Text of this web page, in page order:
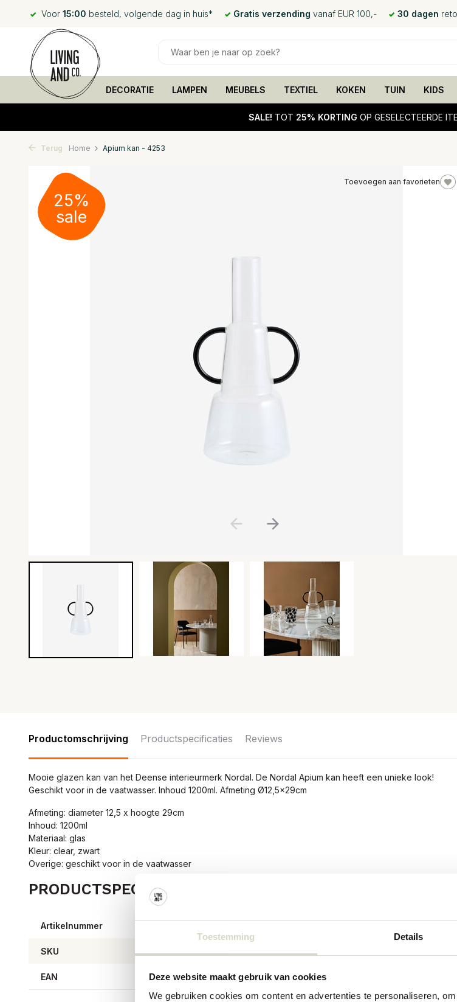
Toestemming Details
Deze website maakt gebruik van cookies
We gebruiken cookies om content en advertenties te personaliseren,
Voor 15:00 besteld, volgende dag in huis* Gratis verzending vanaf EUR 100,- 30 dagen
DECORATIE LAMPEN MEUBELS TEXTIEL KOKEN TUIN KIDS
SALE! TOT 25% KORTING OP GESELECTEERDE
Terug Home Apium kan - 4253
Toevoegen aan favorieten
25%
sale
Productomschrijving Productspecificaties Reviews
Mooie glazen kan van het Deense interieurmerk Nordal. De Nordal Apium kan heeft een unieke look!
Geschikt voor in de vaatwasser. Inhoud 1200ml. Afmeting Ø12,5x29cm
Afmeting: diameter 12,5 x hoogte 29cm
Inhoud: 1200ml
Materiaal: glas
Kleur: clear, zwart
Overige: geschikt voor in de vaatwasser
PRODUCTSPECIFICATIES
Artikelnummer
SKU 4253
EAN 5708309182384